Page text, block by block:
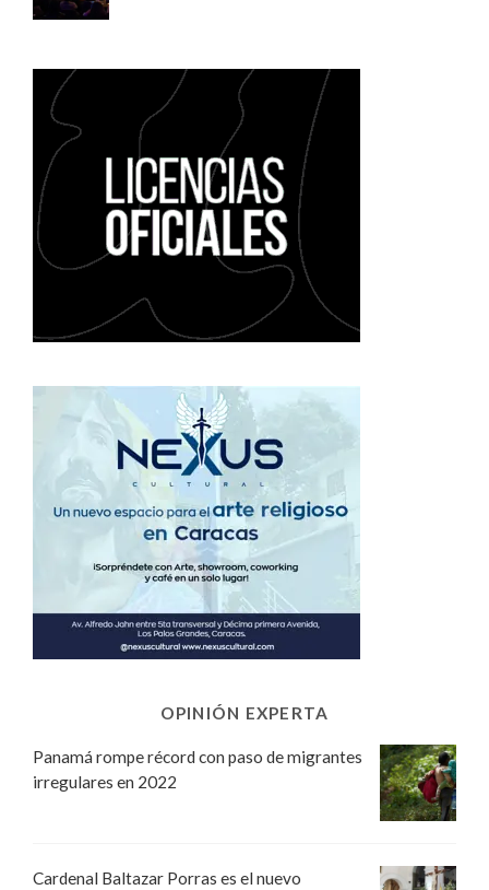
OPINIÓN EXPERTA
Panamá rompe récord con paso de migrantes
irregulares en 2022
Cardenal Baltazar Porras es el nuevo